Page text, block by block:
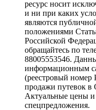
ресурс носит
и ни при каких
являются
положениями
Российской
обращайтесь по
88005553546.
информационным
(реестровый
продажи путевок
Актуальные цены
спецпредложения.